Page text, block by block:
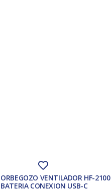
ORBEGOZO VENTILADOR HF-
BATERIA CONEXION USB-C